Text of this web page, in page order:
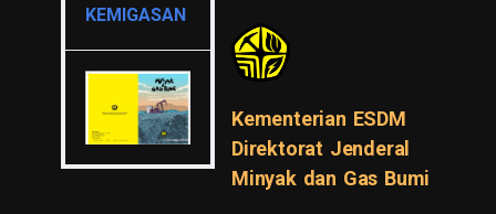
KEMIGASAN
Kementerian ESDM
Direktorat Jenderal
Minyak dan Gas Bumi